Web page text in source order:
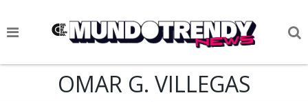
NOTICIASOMAR G. VILLEGAS